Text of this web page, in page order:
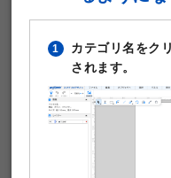
1
カテゴリ名をク
されます。